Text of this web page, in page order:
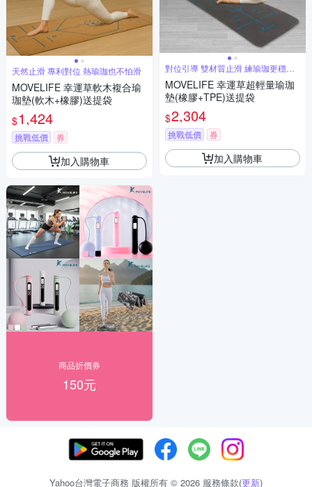
天然止滑 專利對位 熱瑜珈也不怕滑
MOVELIFE 幸運草軟木複合瑜
珈墊(軟木+橡膠)送提袋
$1,424
挑戰低價 券
加入購物車
商品折價券
150元
對位引導 雙材質止滑 練瑜珈更穩更
安心
MOVELIFE 幸運草超輕量瑜珈
墊(橡膠+TPE)送提袋
$2,304
挑戰低價 券
加入購物車
Yahoo台灣電子商務 版權所有 © 2026 服務條款(更新)